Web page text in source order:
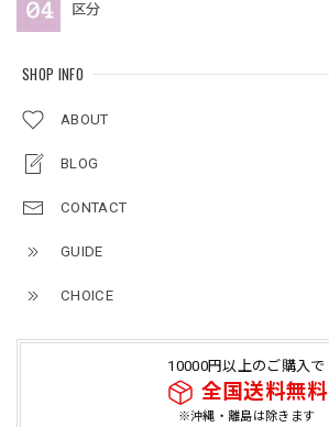
区分
SHOP INFO
ABOUT
BLOG
CONTACT
GUIDE
CHOICE
10000円以上のご購入で
全国送料無料
※沖縄・離島は除きます